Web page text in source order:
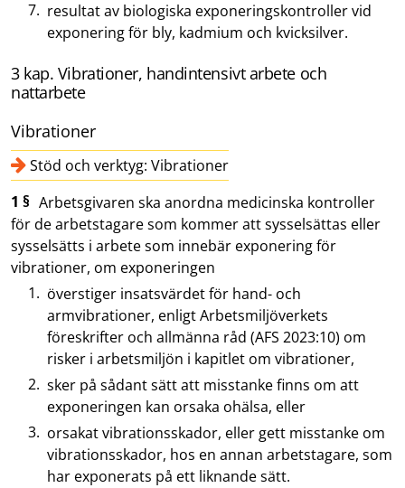
resultat av biologiska exponeringskontroller vid
exponering för bly, kadmium och kvicksilver.
3 kap. Vibrationer, handintensivt arbete och
nattarbete
Vibrationer
Stöd och verktyg: Vibrationer
1 § Arbetsgivaren ska anordna medicinska kontroller
för de arbetstagare som kommer att sysselsättas eller
sysselsätts i arbete som innebär exponering för
vibrationer, om exponeringen
överstiger insatsvärdet för hand- och
armvibrationer, enligt Arbetsmiljöverkets
föreskrifter och allmänna råd (AFS 2023:10) om
risker i arbetsmiljön i kapitlet om vibrationer,
sker på sådant sätt att misstanke finns om att
exponeringen kan orsaka ohälsa, eller
orsakat vibrationsskador, eller gett misstanke om
vibrationsskador, hos en annan arbetstagare, som
har exponerats på ett liknande sätt.